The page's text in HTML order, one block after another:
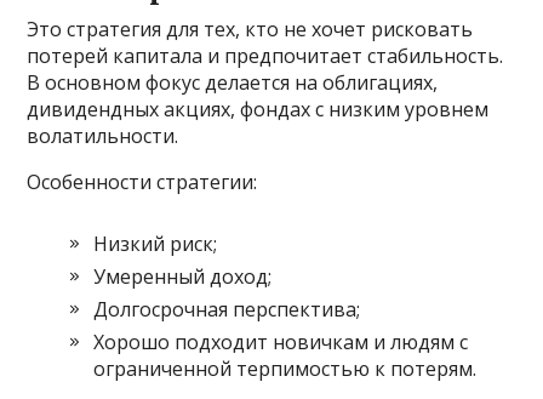
Это стратегия для тех, кто не хочет рисковать
потерей капитала и предпочитает стабильность.
В основном фокус делается на облигациях,
дивидендных акциях, фондах с низким уровнем
волатильности.
Особенности стратегии:
Низкий риск;
Умеренный доход;
Долгосрочная перспектива;
Хорошо подходит новичкам и людям с
ограниченной терпимостью к потерям.